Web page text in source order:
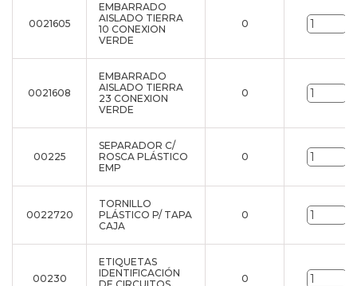
0021605
EMBARRADO
AISLADO TIERRA
10 CONEXION
VERDE
0
0021608
EMBARRADO
AISLADO TIERRA
23 CONEXION
VERDE
0
00225
SEPARADOR C/
ROSCA PLÁSTICO
EMP
0
0022720
TORNILLO
PLÁSTICO P/ TAPA
CAJA
0
00230
ETIQUETAS
IDENTIFICACIÓN
0